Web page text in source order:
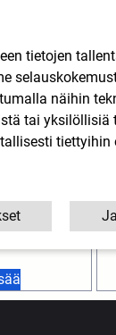
>
tietojen
näihin
tai yksilöllisiä
tiettyihin